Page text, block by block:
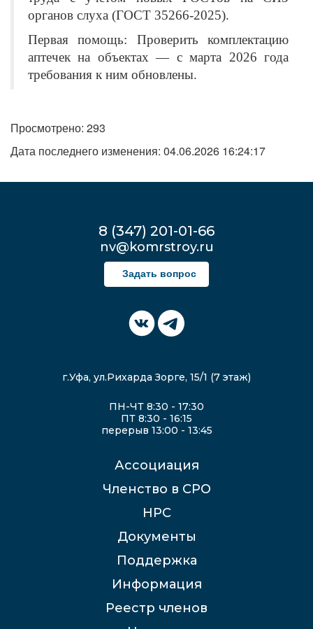
органов слуха (ГОСТ 35266-2025).
Первая помощь: Проверить комплектацию
аптечек на объектах — с марта 2026 года
требования к ним обновлены.
Просмотрено: 293
Дата последнего изменения: 04.06.2026 16:24:17
8 (347) 201-01-66
nv@komrstroy.ru
Задать вопрос
г.Уфа, ул.Рихарда Зорге, 15/1 (7 этаж)
ПН-ЧТ 8:30 - 17:30
ПТ 8:30 - 16:15
перерыв 13:00 - 13:45
Ассоциация
Членство в СРО
НРС
Документы
Поддержка
Информация
Реестр членов